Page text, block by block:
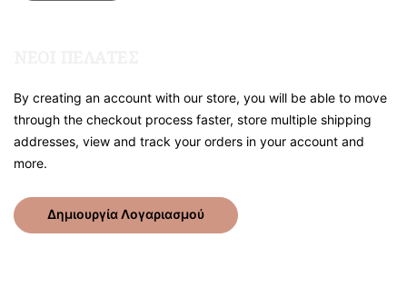
By creating an account with our store, you will be able to move
through the checkout process faster, store multiple shipping
addresses, view and track your orders in your account and
more.
Δημιουργία Λογαριασμού